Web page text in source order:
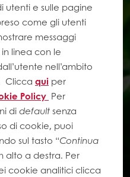
utenti e sulle pagine
come gli utenti
messaggi
linea con le
nell’ambito
Clicca qui per
Policy Per
didefaultsenza
di cookie, puoi
sul tasto “Continua
alto a destra. Per
cookie analitici clicca